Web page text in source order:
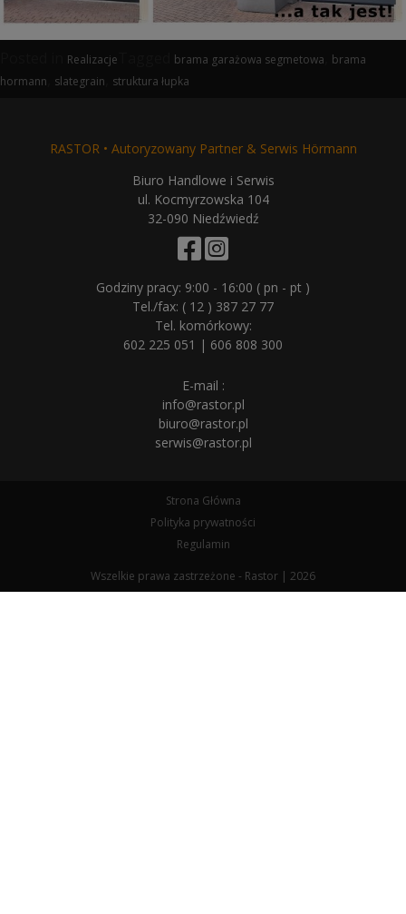
Realizacje brama garażowa segmetowa brama
hormann slategrain struktura łupka
RASTOR • Autoryzowany Partner & Serwis Hörmann
Biuro Handlowe i Serwis
ul. Kocmyrzowska 104
32-090 Niedźwiedź
Godziny pracy: 9:00 - 16:00 ( pn - pt )
Tel./fax: ( 12 ) 387 27 77
Tel. komórkowy:
602 225 051 | 606 808 300
E-mail :
info@rastor.pl
biuro@rastor.pl
serwis@rastor.pl
Strona Główna
Polityka prywatności
Regulamin
Wszelkie prawa zastrzeżone - Rastor | 2026